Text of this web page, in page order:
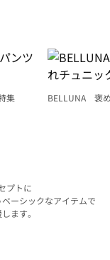
集
BELLUNA 褒
プトに
ーシックなアイテムで
ます。